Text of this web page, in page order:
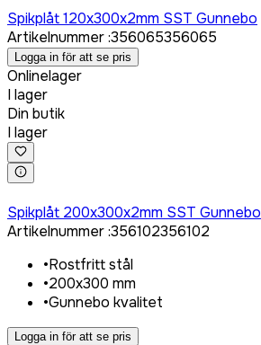
Spikplåt 120x300x2mm SST Gunnebo
Artikelnummer:356065356065
Logga in för att se pris
Onlinelager
I lager
Din butik
I lager
Spikplåt 200x300x2mm SST Gunnebo
Artikelnummer:356102356102
•Rostfritt stål
•200x300 mm
•Gunnebo kvalitet
Logga in för att se pris